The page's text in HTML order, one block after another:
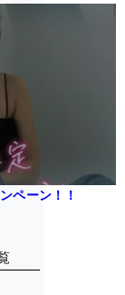
ペーン！！